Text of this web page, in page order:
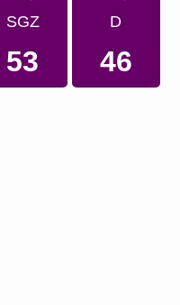
SGZ
53
D
46